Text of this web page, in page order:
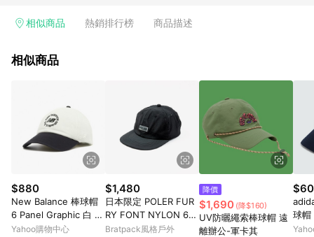
回饋訂單不得享有 Pinkoi 站方優惠，例如首購優惠，P coins，
行為，不具贈點資格，部分退款不在此限。 6. APP 請更新至
運費，攤位費等不具贈點資格。 9. LINE 購物站上之商品規格、
顏色、價位、贈品如與 Pinkoi 商品資訊頁及購物車不符，以
Pinkoi 購物商品資訊頁及購物車標示為準。 10. 點數紅包使用規
則請以點數紅包活動說明為準。 11. 若於 LINE 購物前往 Pinkoi
頁面後才首次下載 Pinkoi APP 並完成訂單，不符合導購資格；承
上，首次下載 Pinkoi APP 後，需透過 LINE 購物前往 Pinkoi 頁
面，方享導購資格。
相似商品 熱銷排行榜 商品描述
相似商品
$880
New Balance 棒球帽
6 Panel Graphic 白 黑
可調帽圍 刺繡 老帽 帽
Yahoo購物中心
$1,480
日本限定 POLER FUR
RY FONT NYLON 6P
CAP 六片尼龍帽 / 黑
Bratpack風格戶外
降價
$1,690 (降$160)
UV防曬繩索棒球帽 遠
離辦公-軍卡其
球帽
D